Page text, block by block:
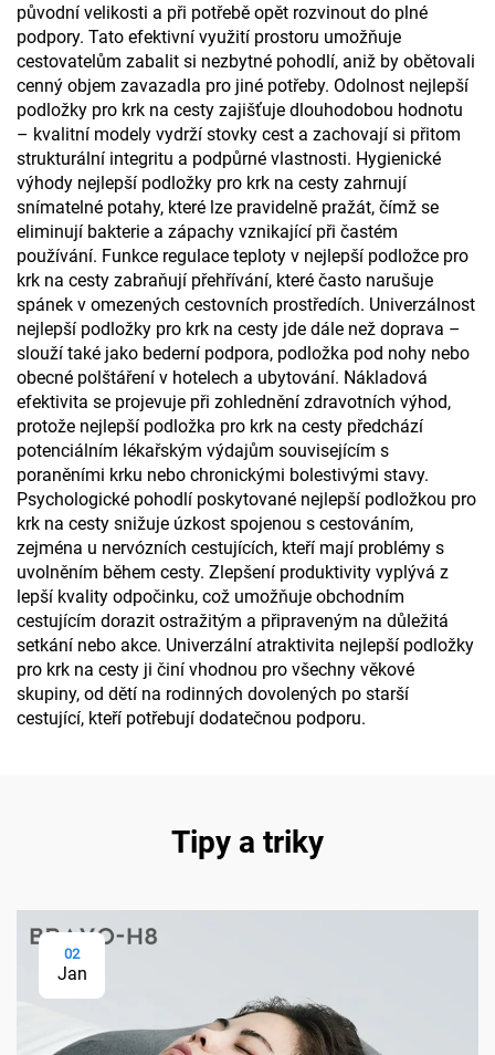
původní velikosti a při potřebě opět rozvinout do plné
podpory. Tato efektivní využití prostoru umožňuje
cestovatelům zabalit si nezbytné pohodlí, aniž by obětovali
cenný objem zavazadla pro jiné potřeby. Odolnost nejlepší
podložky pro krk na cesty zajišťuje dlouhodobou hodnotu
– kvalitní modely vydrží stovky cest a zachovají si přitom
strukturální integritu a podpůrné vlastnosti. Hygienické
výhody nejlepší podložky pro krk na cesty zahrnují
snímatelné potahy, které lze pravidelně pražát, čímž se
eliminují bakterie a zápachy vznikající při častém
používání. Funkce regulace teploty v nejlepší podložce pro
krk na cesty zabraňují přehřívání, které často narušuje
spánek v omezených cestovních prostředích. Univerzálnost
nejlepší podložky pro krk na cesty jde dále než doprava –
slouží také jako bederní podpora, podložka pod nohy nebo
obecné polštáření v hotelech a ubytování. Nákladová
efektivita se projevuje při zohlednění zdravotních výhod,
protože nejlepší podložka pro krk na cesty předchází
potenciálním lékařským výdajům souvisejícím s
poraněními krku nebo chronickými bolestivými stavy.
Psychologické pohodlí poskytované nejlepší podložkou pro
krk na cesty snižuje úzkost spojenou s cestováním,
zejména u nervózních cestujících, kteří mají problémy s
uvolněním během cesty. Zlepšení produktivity vyplývá z
lepší kvality odpočinku, což umožňuje obchodním
cestujícím dorazit ostražitým a připraveným na důležitá
setkání nebo akce. Univerzální atraktivita nejlepší podložky
pro krk na cesty ji činí vhodnou pro všechny věkové
skupiny, od dětí na rodinných dovolených po starší
cestující, kteří potřebují dodatečnou podporu.
Tipy a triky
02
Jan